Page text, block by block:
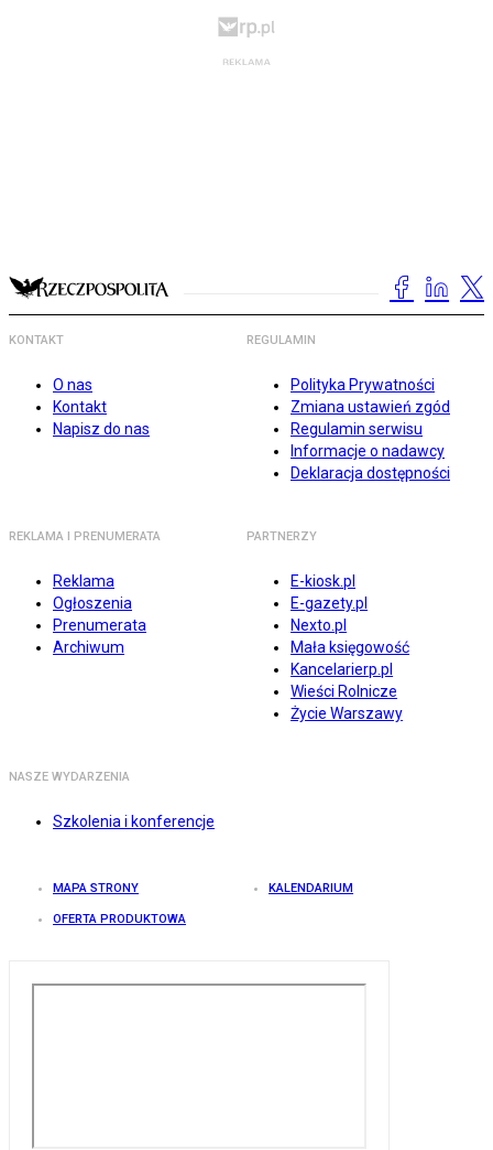
KONTAKT
O nas
Kontakt
Napisz do nas
REGULAMIN
Polityka Prywatności
Zmiana ustawień zgód
Regulamin serwisu
Informacje o nadawcy
Deklaracja dostępności
REKLAMA I PRENUMERATA
Reklama
Ogłoszenia
Prenumerata
Archiwum
PARTNERZY
E-kiosk.pl
E-gazety.pl
Nexto.pl
Mała księgowość
Kancelarierp.pl
Wieści Rolnicze
Życie Warszawy
NASZE WYDARZENIA
Szkolenia i konferencje
MAPA STRONY KALENDARIUM
OFERTA PRODUKTOWA